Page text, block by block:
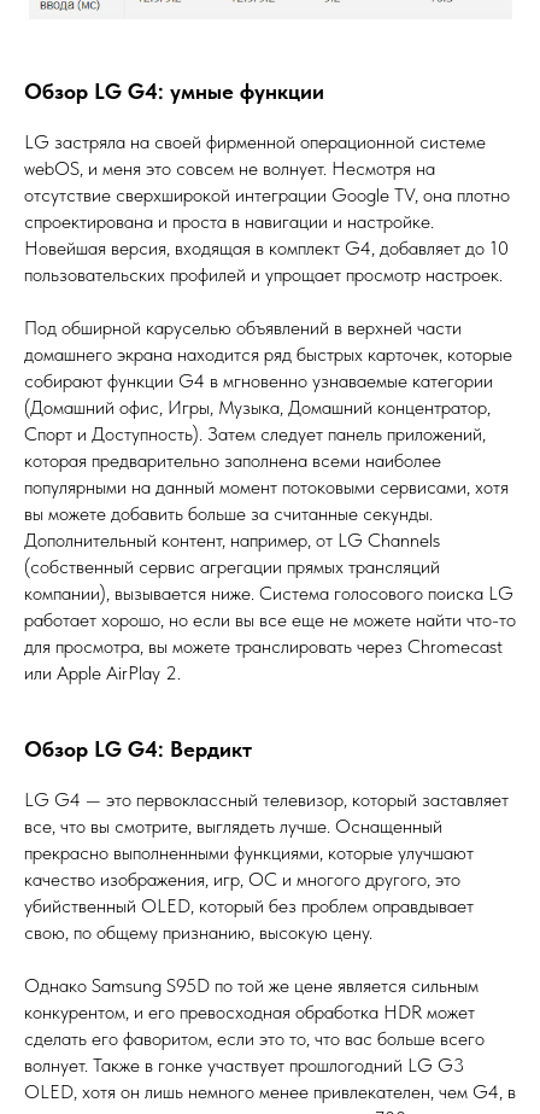
Обзор LG G4: умные функции
LG застряла на своей фирменной операционной системе
webOS, и меня это совсем не волнует. Несмотря на
отсутствие сверхширокой интеграции Google TV, она плотно
спроектирована и проста в навигации и настройке.
Новейшая версия, входящая в комплект G4, добавляет до 10
пользовательских профилей и упрощает просмотр настроек.
Под обширной каруселью объявлений в верхней части
домашнего экрана находится ряд быстрых карточек, которые
собирают функции G4 в мгновенно узнаваемые категории
(Домашний офис, Игры, Музыка, Домашний концентратор,
Спорт и Доступность). Затем следует панель приложений,
которая предварительно заполнена всеми наиболее
популярными на данный момент потоковыми сервисами, хотя
вы можете добавить больше за считанные секунды.
Дополнительный контент, например, от LG Channels
(собственный сервис агрегации прямых трансляций
компании), вызывается ниже. Система голосового поиска LG
работает хорошо, но если вы все еще не можете найти что-то
для просмотра, вы можете транслировать через Chromecast
или Apple AirPlay 2.
Обзор LG G4: Вердикт
LG G4 — это первоклассный телевизор, который заставляет
все, что вы смотрите, выглядеть лучше. Оснащенный
прекрасно выполненными функциями, которые улучшают
качество изображения, игр, ОС и многого другого, это
убийственный OLED, который без проблем оправдывает
свою, по общему признанию, высокую цену.
Однако Samsung S95D по той же цене является сильным
конкурентом, и его превосходная обработка HDR может
сделать его фаворитом, если это то, что вас больше всего
волнует. Также в гонке участвует прошлогодний LG G3
OLED, хотя он лишь немного менее привлекателен, чем G4, в